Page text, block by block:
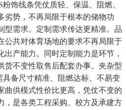
饰线条凭仗质轻、保温、阻燃、
劣势，不再局限于根本的储物功
型需求。定制需求传达更精准。品
公共对体育场地的要求不再局限于
产能力。同时定制能力是环节，
货不变性取售后配套办事。夹杂型
具备尺寸精准、阻燃达标、不易变
曲供模式性价比更高，凭仗不变的
，是各类工程采购、校方及承建方